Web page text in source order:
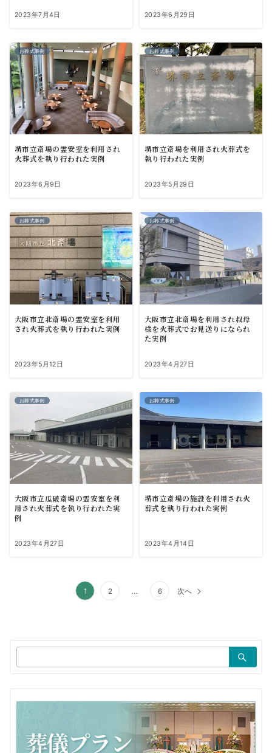
2023年7月4日 2023年6月29日
お葬式事例
堺市立斎場の霊安室を利用され
火葬式を執り行われた実例
2023年6月9日
お葬式事例
堺市立斎場を利用され火葬式を
執り行われた実例
2023年5月29日
お葬式事例
大阪市立北斎場の霊安室を利用
され火葬式を執り行われた実例
2023年5月12日
お葬式事例
大阪市立北斎場を利用され叔母
様を火葬式でお見送りになられ
た実例
2023年4月27日
お葬式事例
大阪市立瓜破斎場の霊安室を利
用され火葬式を執り行われた実
例
2023年4月27日
お葬式事例
堺市立斎場の施設を利用され火
葬式を執り行われた実例
2023年4月14日
ペ
ー
ジ
1 2 … 6 次へ
索：